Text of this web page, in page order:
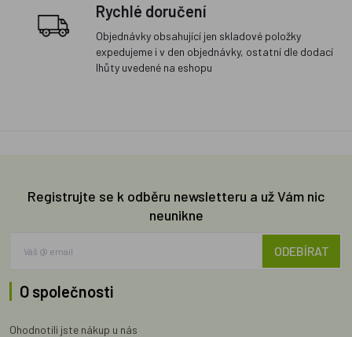
Rychlé doručení
Objednávky obsahující jen skladové položky
expedujeme i v den objednávky, ostatní dle dodací
lhůty uvedené na eshopu
Registrujte se k odběru newsletteru a už Vám nic
neunikne
ODEBÍRAT
O společnosti
Ohodnotili jste nákup u nás